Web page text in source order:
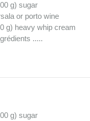
g) sugar
or porto wine
g) heavy whip cream
.....
g) sugar